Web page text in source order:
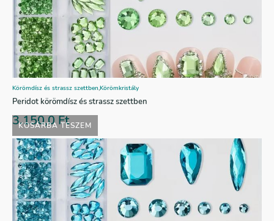
KOSÁRBA TESZEM
Körömdísz és strassz szettben,Körömkristály
Peridot körömdísz és strassz szettben
3.150,0Ft